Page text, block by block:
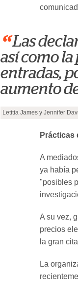
“ Las
así como la
entradas,
aumento
Letitia James y Jennifer
Prácticas
A
ya había
"posibles
A su vez,
precios
la gran
La